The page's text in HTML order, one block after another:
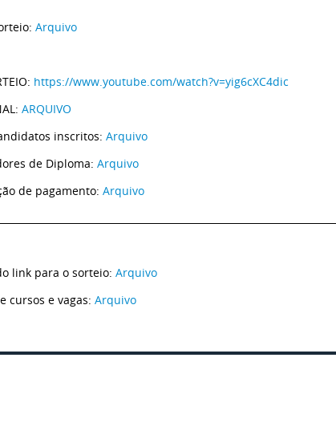
Arquivo
https://www.youtube.com/watch?v=yig6cXC4dic
ARQUIVO
inscritos: Arquivo
de Diploma: Arquivo
de pagamento: Arquivo
link para o sorteio: Arquivo
cursos e vagas: Arquivo